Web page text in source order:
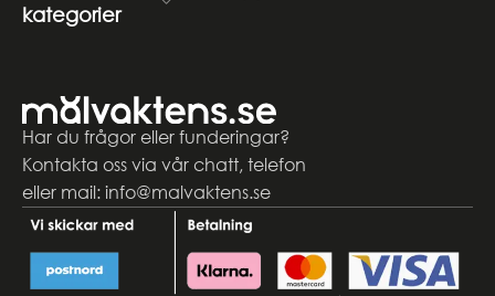
Har du frågor eller funderingar?
Kontakta oss via vår chatt, telefon
eller mail: info@malvaktens.se
kategorier